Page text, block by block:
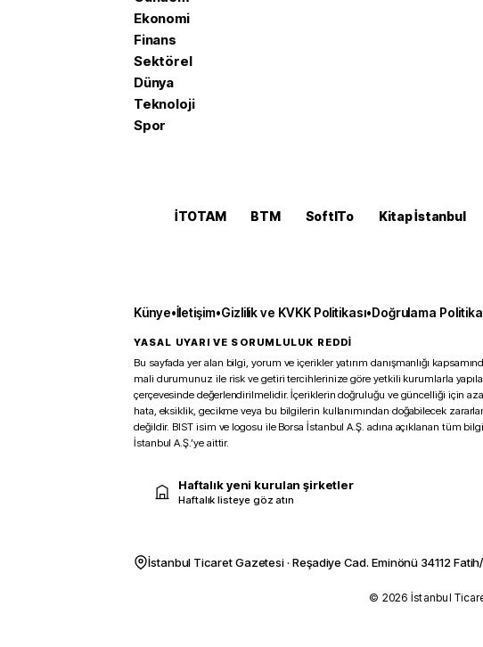
Ekonomi
Finans
Sektörel
Dünya
Teknoloji
Spor
İTOTAM BTM SoftITo Kitap İstanbul
Künye•İletişim•Gizlilik ve KVKK Politikası•Doğrulama
YASAL UYARI VE SORUMLULUK REDDİ
Bu sayfada yer alan bilgi, yorum ve içerikler yatırım danışmanlığı
mali durumunuz ile risk ve getiri tercihlerinize göre yetkili kurumlarla
çerçevesinde değerlendirilmelidir. İçeriklerin doğruluğu ve güncelliği için
hata, eksiklik, gecikme veya bu bilgilerin kullanımından doğabilecek
değildir. BIST isim ve logosu ile Borsa İstanbul A.Ş. adına açıklanan tüm
İstanbul A.Ş.’ye aittir.
Haftalık yeni kurulan şirketler
Haftalık listeye göz atın
İstanbul Ticaret Gazetesi · Reşadiye Cad. Eminönü 34112
© 2026 İstanbul